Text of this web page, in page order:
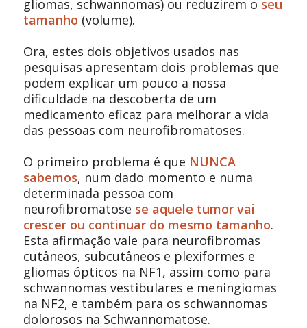
gliomas, schwannomas) ou reduzirem o seu
tamanho (volume).
Ora, estes dois objetivos usados nas
pesquisas apresentam dois problemas que
podem explicar um pouco a nossa
dificuldade na descoberta de um
medicamento eficaz para melhorar a vida
das pessoas com neurofibromatoses.
O primeiro problema é que NUNCA
sabemos, num dado momento e numa
determinada pessoa com
neurofibromatose se aquele tumor vai
crescer ou continuar do mesmo tamanho.
Esta afirmação vale para neurofibromas
cutâneos, subcutâneos e plexiformes e
gliomas ópticos na NF1, assim como para
schwannomas vestibulares e meningiomas
na NF2, e também para os schwannomas
dolorosos na Schwannomatose.